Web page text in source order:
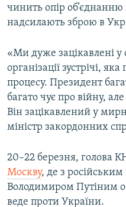
чинить опір
надсилають зброю в
«Ми дуже зацікавлені у
організації зустрічі,
процесу. Президент
багато чує про війну,
Він зацікавлений у
міністр закордонних
20–22 березня, голова
Москву, де з
Володимиром Путіним
веде проти України.